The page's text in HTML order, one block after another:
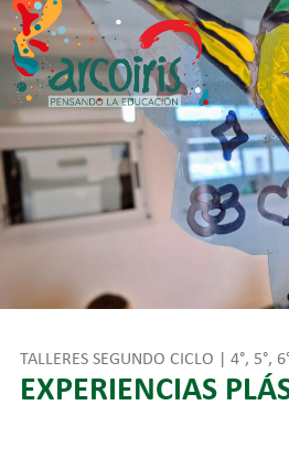
Skip
to
content
TALLERES SEGUNDO CICLO | 4°, 5°,
EXPERIENCIAS